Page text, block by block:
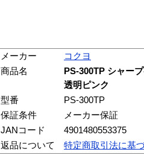
メーカー
コクヨ
商品名
PS-300TP シャー
透明ピンク
型番
PS-300TP
保証条件
メーカー保証
JANコード
4901480553375
返品について
特定商取引法に基